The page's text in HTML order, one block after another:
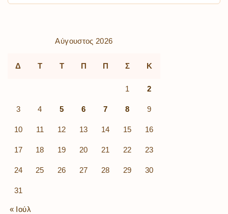
Αύγουστος 2026
Δ Τ Τ Π Π Σ Κ
1 2
3 4 5 6 7 8 9
10 11 12 13 14 15 16
17 18 19 20 21 22 23
24 25 26 27 28 29 30
31
« Ιούλ